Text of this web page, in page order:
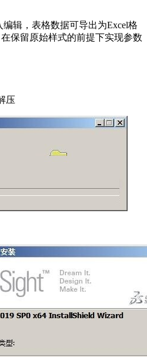
辑，表格数据可导出为Excel格
保留原始样式的前提下实现参数
压